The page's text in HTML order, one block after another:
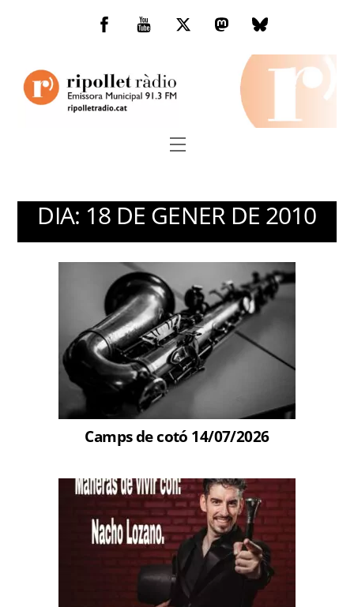
Facebook
You
TwitterMastodonBluesky
Menu
DIA: 18 DE GENER DE 2010
Camps de cotó 14/07/2026